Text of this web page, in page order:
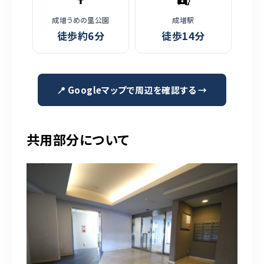
成増うめの里公園
徒歩約6分
成増駅
徒歩14分
📍 Googleマップで周辺を確認する →
共用部分について